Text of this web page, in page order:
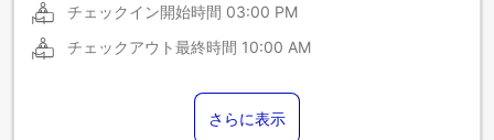
チェックイン開始時間 03:00 PM
チェックアウト最終時間 10:00 AM
さらに表示